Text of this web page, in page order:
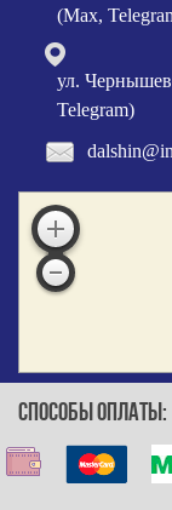
(Max,
ул.
Telegram)
СПОСОБЫ ОПЛАТЫ: